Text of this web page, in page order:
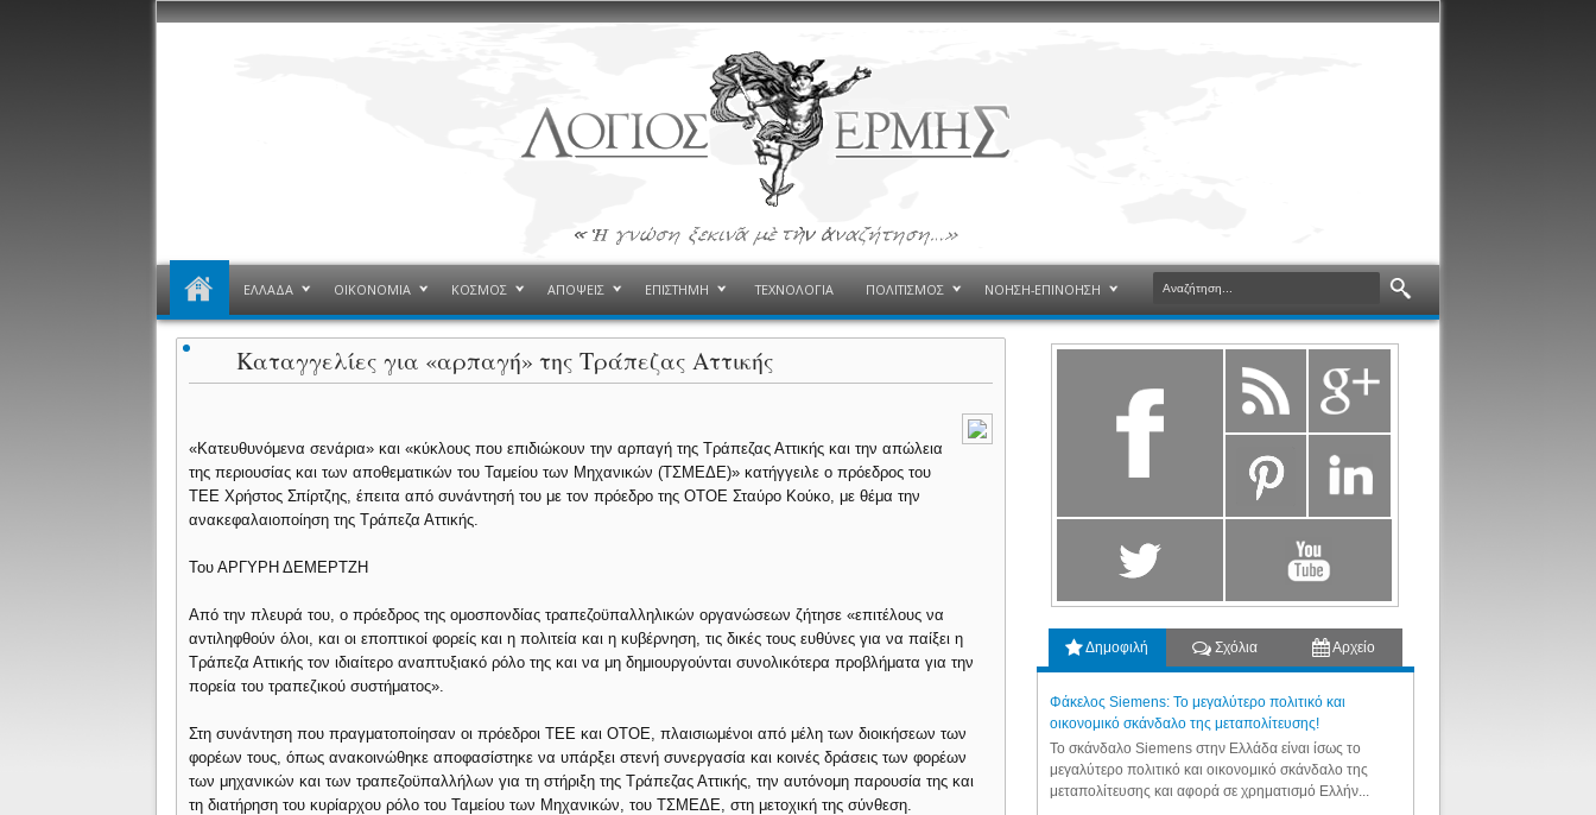
ΕΛΛΑΔΑ ΟΙΚΟΝΟΜΙΑ ΚΟΣΜΟΣ ΑΠΟΨΕΙΣ ΕΠΙΣΤΗΜΗ ΤΕΧΝΟΛΟΓΙΑ ΠΟΛΙΤΙΣΜΟΣ ΝΟΗΣΗ-ΕΠΙΝΟΗΣΗ
Καταγγελίες για «αρπαγή» της Τράπεζας Αττικής
«Κατευθυνόμενα σενάρια» και «κύκλους που επιδιώκουν την αρπαγή της Τράπεζας Αττικής και την απώλεια
της περιουσίας και των αποθεματικών του Ταμείου των Μηχανικών (ΤΣΜΕΔΕ)» κατήγγειλε ο πρόεδρος του
ΤΕΕ Χρήστος Σπίρτζης, έπειτα από συνάντησή του με τον πρόεδρο της ΟΤΟΕ Σταύρο Κούκο, με θέμα την
ανακεφαλαιοποίηση της Τράπεζα Αττικής.
Του ΑΡΓΥΡΗ ΔΕΜΕΡΤΖΗ
Από την πλευρά του, ο πρόεδρος της ομοσπονδίας τραπεζοϋπαλληλικών οργανώσεων ζήτησε «επιτέλους να
αντιληφθούν όλοι, και οι εποπτικοί φορείς και η πολιτεία και η κυβέρνηση, τις δικές τους ευθύνες για να παίξει η
Τράπεζα Αττικής τον ιδιαίτερο αναπτυξιακό ρόλο της και να μη δημιουργούνται συνολικότερα προβλήματα για την
πορεία του τραπεζικού συστήματος».
Στη συνάντηση που πραγματοποίησαν οι πρόεδροι ΤΕΕ και ΟΤΟΕ, πλαισιωμένοι από μέλη των διοικήσεων των
φορέων τους, όπως ανακοινώθηκε αποφασίστηκε να υπάρξει στενή συνεργασία και κοινές δράσεις των φορέων
των μηχανικών και των τραπεζοϋπαλλήλων για τη στήριξη της Τράπεζας Αττικής, την αυτόνομη παρουσία της και
τη διατήρηση του κυρίαρχου ρόλο του Ταμείου των Μηχανικών, του ΤΣΜΕΔΕ, στη μετοχική της σύνθεση.
Δημοφιλή Σχόλια Αρχείο
Φάκελος Siemens: Το μεγαλύτερο πολιτικό και
οικονομικό σκάνδαλο της μεταπολίτευσης!
Το σκάνδαλο Siemens στην Ελλάδα είναι ίσως το
μεγαλύτερο πολιτικό και οικονομικό σκάνδαλο της
μεταπολίτευσης και αφορά σε χρηματισμό Ελλήν...